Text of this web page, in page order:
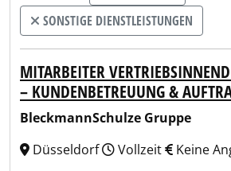
SONSTIGE DIENSTLEISTUNGEN
MITARBEITER
– KUNDENBETREUUNG &
BleckmannSchulze Gruppe
Düsseldorf
Vollzeit Keine